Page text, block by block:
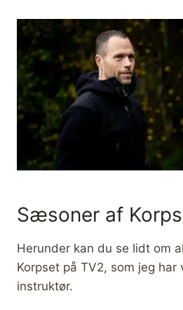
Sæsoner af
Herunder kan du se lidt om
Korpset på TV2, som jeg
instruktør.